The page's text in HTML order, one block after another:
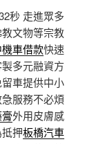
秒 走進眾多
文物等宗教
車借款快速
多元融資方
車提供中小
服務不必煩
外用皮膚感
押板橋汽車